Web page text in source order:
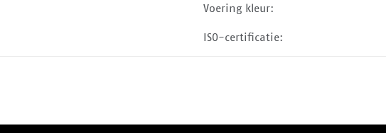
Voering kleur:
ISO-certificatie: